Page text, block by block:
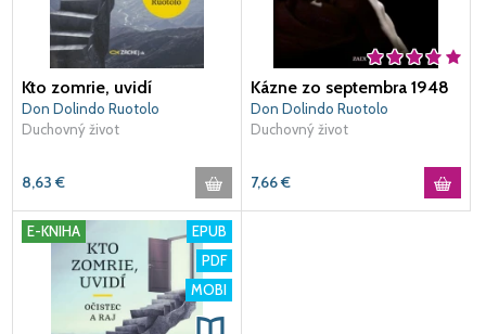
Kto zomrie, uvidí
Don Dolindo Ruotolo
Duchovný život
8,63 €
Kázne zo septembra 1948
Don Dolindo Ruotolo
Duchovný život
7,66€
E-KNIHA
EPUB
PDF
MOBI